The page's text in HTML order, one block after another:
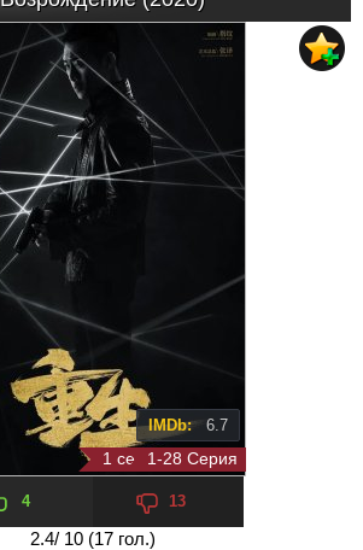
1 сезон 28 серия
1-28 Серия
IMDb: 6.7
4 13
2.4/ 10 (17 гол.)